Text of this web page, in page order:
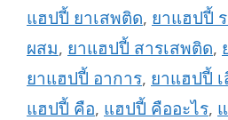
แฮปปี้ ยาเสพติด, ยาแฮปปี้
ผสม, ยาแฮปปี้ สารเสพติด,
ยาแฮปปี้ อาการ, ยาแฮปปี้
แฮปปี้ คือ, แฮปปี้ คืออะไร,